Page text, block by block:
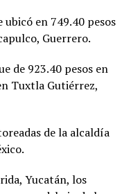
en 749.40 pesos
Guerrero.
de 923.40 pesos en
Tuxtla Gutiérrez,
de la alcaldía
Yucatán, los